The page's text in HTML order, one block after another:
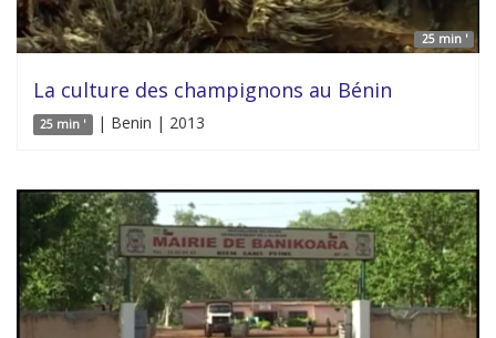
25 min '
La culture des champignons au Bénin
25 min ' | Benin | 2013